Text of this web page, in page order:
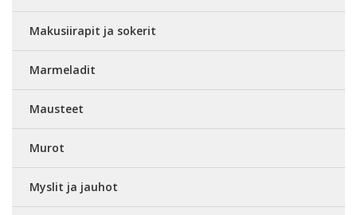
Makusiirapit ja sokerit
Marmeladit
Mausteet
Murot
Myslit ja jauhot